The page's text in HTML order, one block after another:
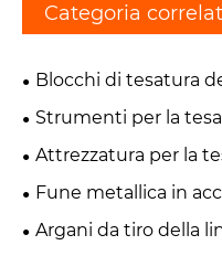
Categoria
Blocchi di tesatura
Strumenti per la
trasmissione
Attrezzatura per la
Fune metallica in
Argani da tiro della